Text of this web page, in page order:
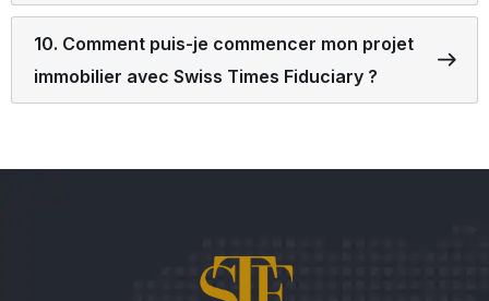
10. Comment puis-je commencer mon projet
immobilier avec Swiss Times Fiduciary ?